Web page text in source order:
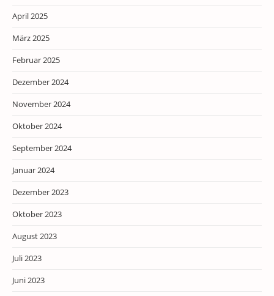
April 2025
März 2025
Februar 2025
Dezember 2024
November 2024
Oktober 2024
September 2024
Januar 2024
Dezember 2023
Oktober 2023
August 2023
Juli 2023
Juni 2023